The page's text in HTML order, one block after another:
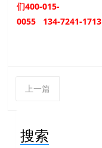
们400-015-
0055 134-7241-1713
上一篇
搜索